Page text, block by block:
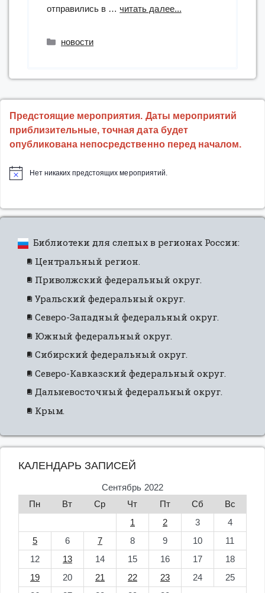
отправились в …читать далее...
познаний
Рубрики
новости
Предстоящие мероприятия. Даты мероприятий
приблизительные, точная дата будет
опубликована непосредственно перед началом.
Нет никаких предстоящих мероприятий.
Библиотеки для слепых в регионах России:
Центральный регион.
Приволжский федеральный округ.
Уральский федеральный округ.
Северо-Западный федеральный округ.
Южный федеральный округ.
Сибирский федеральный округ.
Северо-Кавказский федеральный округ.
Дальневосточный федеральный округ.
Крым.
КАЛЕНДАРЬ ЗАПИСЕЙ
Сентябрь 2022
Пн
Вт Ср Чт Пт Сб
Вс
1
2 3
4
5
6 7 8 9 10
11
12
13 14 15 16 17
18
19
20 21 22 23 24
25